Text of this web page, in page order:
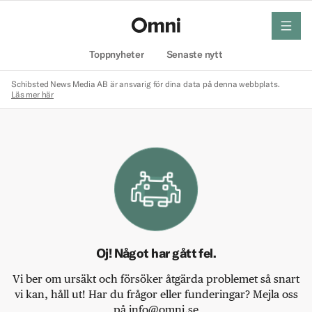
Toppnyheter Senaste nytt
meny
Schibsted News Media AB är ansvarig för dina data på denna webbplats.
Läs mer här
Oj! Något har gått fel.
Vi ber om ursäkt och försöker åtgärda problemet så snart
vi kan, håll ut! Har du frågor eller funderingar? Mejla oss